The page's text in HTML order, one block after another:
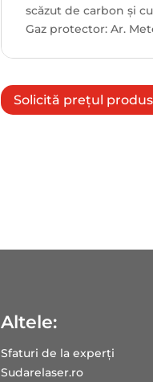
scăzut de carbon și
Gaz protector: Ar.
Solicită prețul
Altele:
Sfaturi de la experți
Sudarelaser.ro